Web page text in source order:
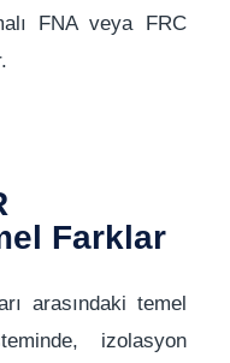
FNA veya FRC
Farklar
arasındaki temel
izolasyon